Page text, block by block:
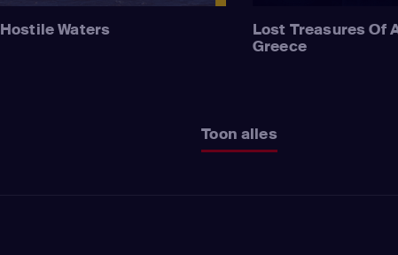
Hostile Waters
Lost Treasures Of
Greece
Toon alles